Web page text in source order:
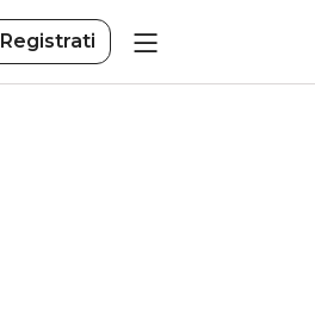
Registrati